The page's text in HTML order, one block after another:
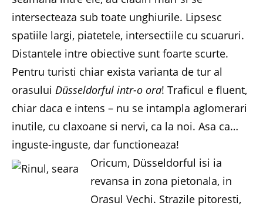
intersecteaza sub toate unghiurile. Lipsesc
spatiile largi, piatetele, intersectiile cu scuaruri.
Distantele intre obiective sunt foarte scurte.
Pentru turisti chiar exista varianta de tur al
orasului Düsseldorful intr-o ora! Traficul e fluent,
chiar daca e intens – nu se intampla aglomerari
inutile, cu claxoane si nervi, ca la noi. Asa ca…
inguste-inguste, dar functioneaza!
Oricum, Düsseldorful isi ia
revansa in zona pietonala, in
Orasul Vechi. Strazile pitoresti,